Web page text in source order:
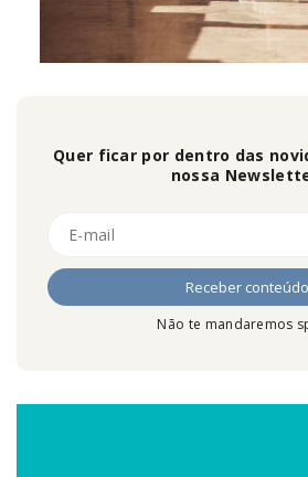
Quer ficar por dentro das
nossa
Não te mandaremos